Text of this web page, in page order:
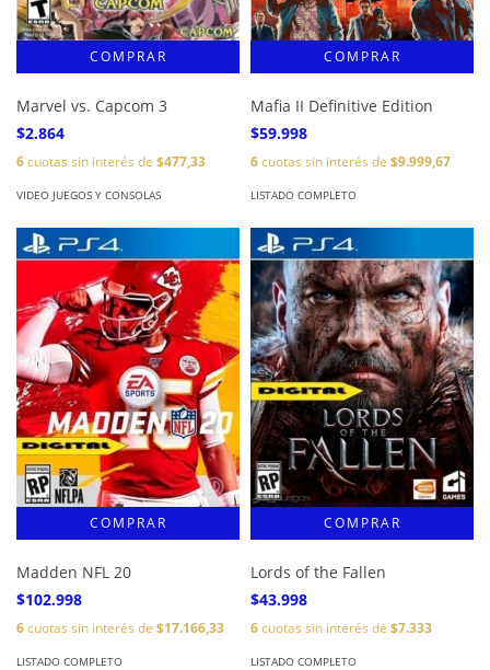
Marvel vs. Capcom 3
$2.864
6cuotas sin interés de $477,33
VIDEO JUEGOS Y CONSOLAS
Mafia II Definitive Edition
$59.998
6cuotas sin interés de $9.999,67
LISTADO COMPLETO
Madden NFL 20
$102.998
6cuotas sin interés de $17.166,33
LISTADO COMPLETO
Lords of the Fallen
$43.998
6cuotas sin interés de $7.333
LISTADO COMPLETO